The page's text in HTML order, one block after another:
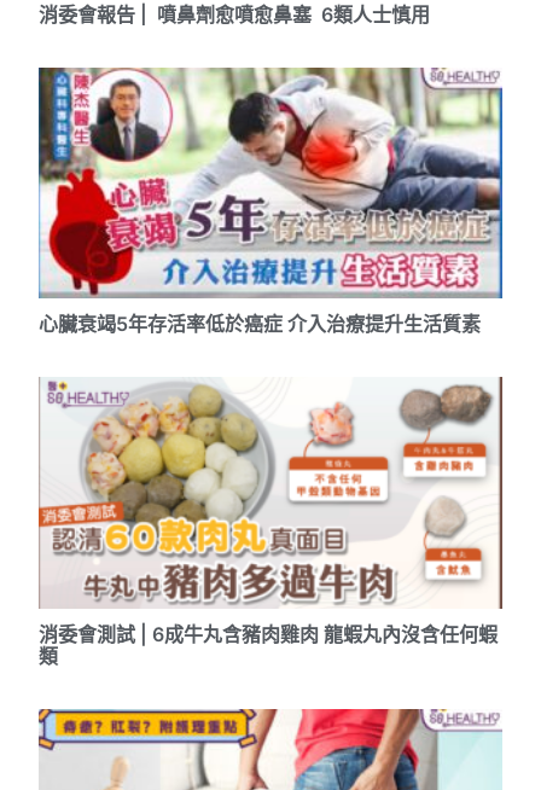
消委會報告 | 噴鼻劑愈噴愈鼻塞 6類人士慎用
心臟衰竭5年存活率低於癌症 介入治療提升生活質素
消委會測試 | 6成牛丸含豬肉雞肉 龍蝦丸內沒含任何蝦
類